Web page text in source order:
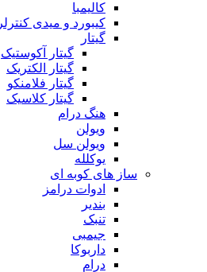
کالیمبا
کیبورد و میدی کنترلر
گیتار
گیتار آکوستیک
گیتار الکتریک
گیتار فلامنکو
گیتار کلاسیک
هنگ درام
ویولن
ویولن سل
یوکلله
ساز های کوبه ای
ادوات درامز
بندیر
تنبک
جیمبی
داربوکا
درام